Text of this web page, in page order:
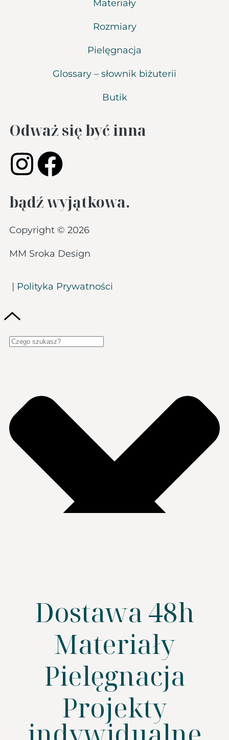
Materiały
Rozmiary
Pielęgnacja
Glossary – słownik biżuterii
Butik
Odważ się być inna
bądź wyjątkowa.
Copyright © 2026
MM Sroka Design
| Polityka Prywatności
SZUKAJ
Dostawa 48h
Materiały
Pielęgnacja
Projekty